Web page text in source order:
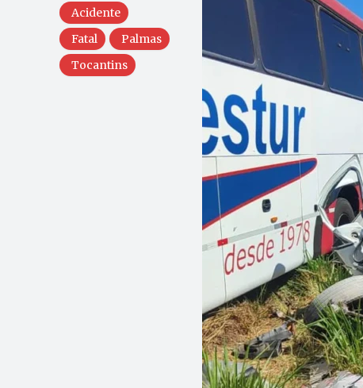
Acidente
Fatal
Palmas
Tocantins